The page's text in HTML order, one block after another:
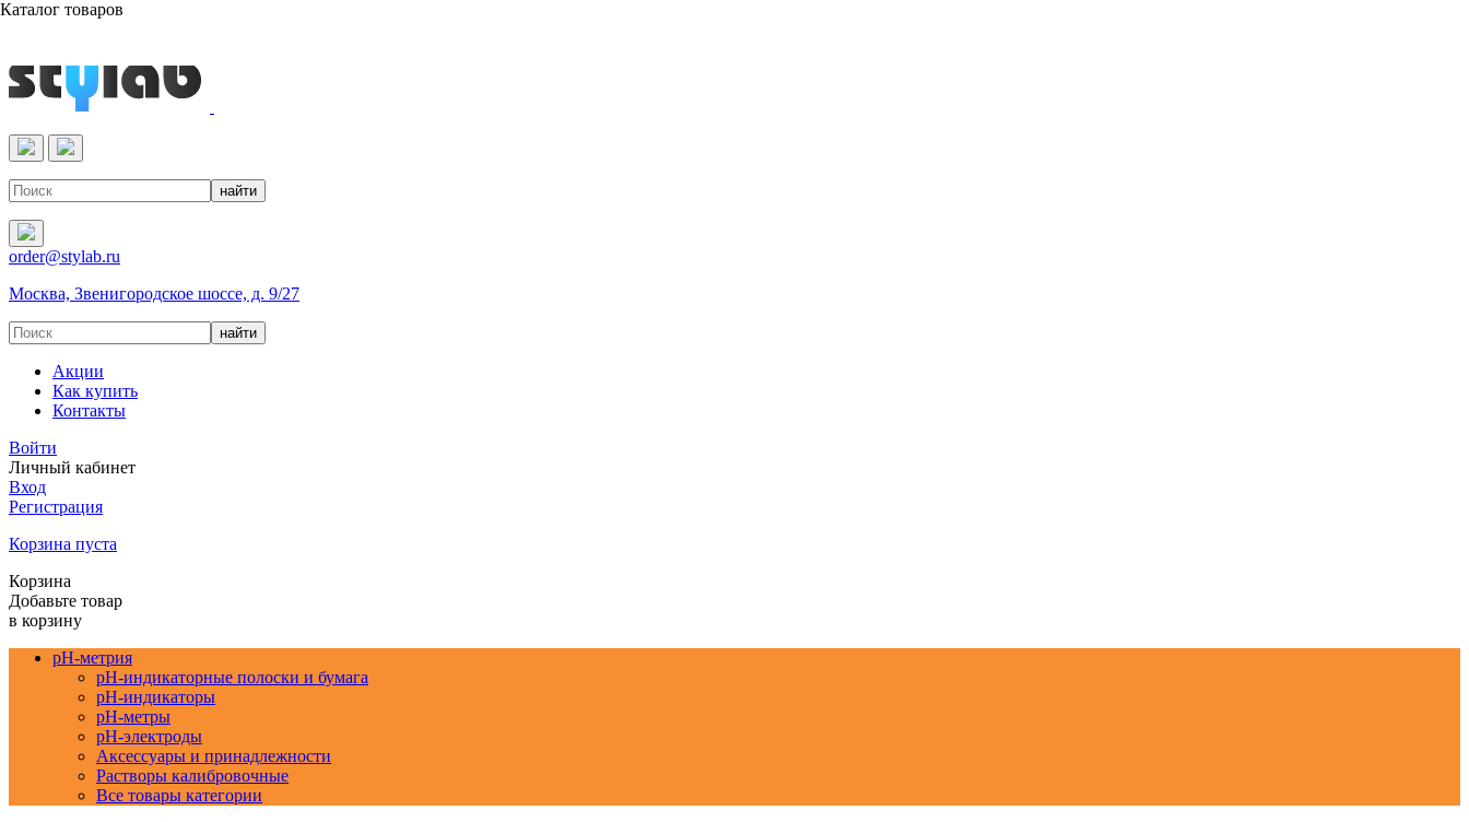
Реактивы & Оборудование
order@stylab.ru
Москва, Звенигородское шоссе, д. 9/27
Акции
Как купить
Контакты
Войти
Личный кабинет
Вход
Регистрация
Корзина пуста
Корзина
Добавьте товар
в корзину
pH-метрия
pH-индикаторные полоски и бумага
pH-индикаторы
pH-метры
pH-электроды
Аксессуары и принадлежности
Растворы калибровочные
Все товары категории
Каталог товаров